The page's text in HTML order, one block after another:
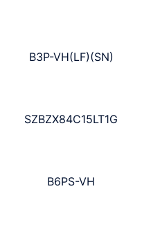
B3P-VH(LF)(SN)
SZBZX84C15LT1G
B6PS-VH